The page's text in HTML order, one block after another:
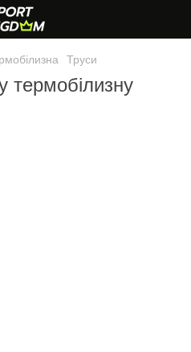
Труси
термобілизну